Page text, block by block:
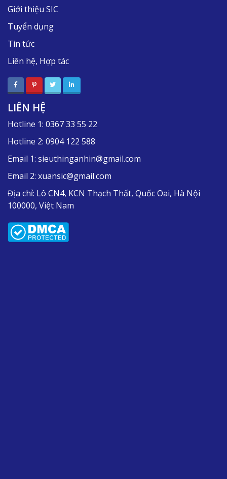
Giới thiệu SIC
Tuyển dụng
Tin tức
Liên hệ, Hợp tác
LIÊN HỆ
Hotline 1: 0367 33 55 22
Hotline 2: 0904 122 588
Email 1: sieuthinganhin@gmail.com
Email 2: xuansic@gmail.com
Địa chỉ: Lô CN4, KCN Thạch Thất, Quốc Oai, Hà Nội
100000, Việt Nam